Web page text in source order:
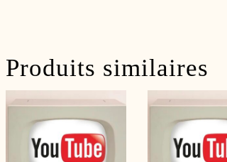
Produits similaires